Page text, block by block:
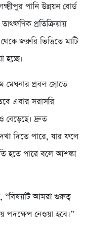
পানি উন্নয়ন বোর্ড
প্রতিক্রিয়ায়
জরুরি ভিত্তিতে মাটি
হচ্ছে।
মেঘনার প্রবল স্রোতে
এবার সরাসরি
বেড়েছে। দ্রুত
দিতে পারে, যার ফলে
হতে পারে বলে আশঙ্কা
“বিষয়টি আমরা গুরুত্ব
পদক্ষেপ নেওয়া হবে।”